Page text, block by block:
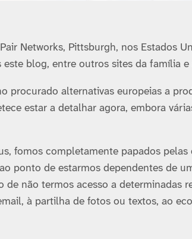
Networks, Pittsburgh, nos Estados
blog, entre outros sites da família e
procurado alternativas europeias a
estar a detalhar agora, embora
fomos completamente papados
ponto de estarmos dependentes de
de não termos acesso a determinadas
à partilha de fotos ou textos, ao